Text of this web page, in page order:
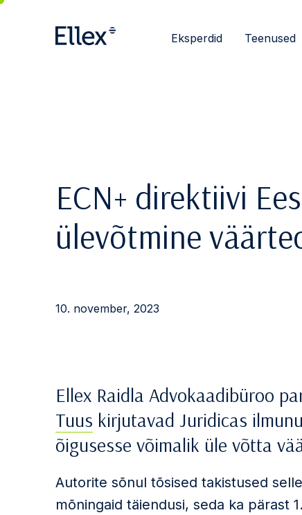
Eksperdid Teenused
ECN+ direktiivi
ülevõtmine
10. november, 2023
Ellex Raidla Advokaadibüroo
Tuus kirjutavad Juridicas
õigusesse võimalik üle võtta
Autorite sõnul tõsised takistused
mõningaid täiendusi, seda ka pärast